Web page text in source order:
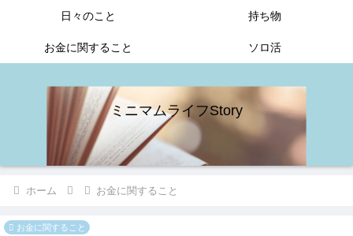
ミニマムライフStory
日々のこと 持ち物
お金に関すること ソロ活
ホーム お金に関すること
お金に関すること